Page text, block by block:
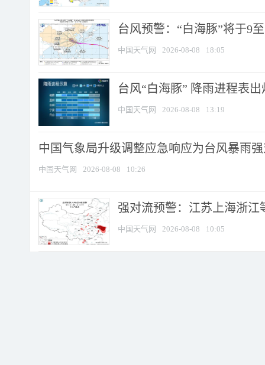
台风预警：“白海豚”将于9
中国天气网 2026-08-08 18:05
台风“白海豚” 降雨进程表
中国天气网 2026-08-08 13:19
中国气象局升级调整应急响应为台风暴雨
中国天气网 2026-08-08 10:26
强对流预警：江苏上海浙江
中国天气网 2026-08-08 10:05